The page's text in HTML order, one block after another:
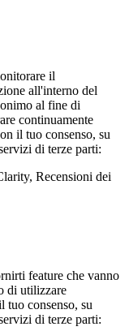
il
all'interno del
al fine di
continuamente
il tuo consenso, su
di terze parti:
Recensioni dei
feature che vanno
di utilizzare
tuo consenso, su
di terze parti: